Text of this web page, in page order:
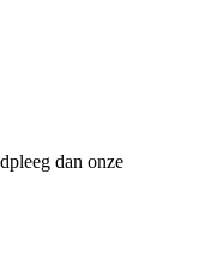
dan onze